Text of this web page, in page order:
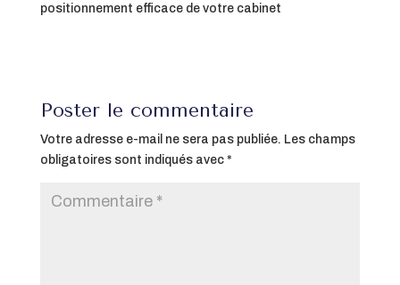
positionnement efficace de votre cabinet
Poster le commentaire
Votre adresse e-mail ne sera pas publiée. Les champs
obligatoires sont indiqués avec *